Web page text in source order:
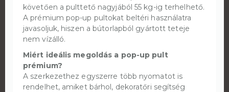
követően a pulttető nagyjából 55 kg-ig terhelhető.
A prémium pop-up pultokat beltéri használatra
javasoljuk, hiszen a bútorlapból gyártott teteje
nem vízálló.
Miért ideális megoldás a pop-up pult
prémium?
A szerkezethez egyszerre több nyomatot is
rendelhet, amiket bárhol, dekoratőri segítség